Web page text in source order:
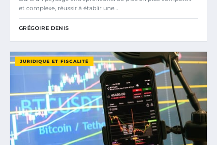
et complexe, réussir à établir une…
GRÉGOIRE DENIS
JURIDIQUE ET FISCALITÉ